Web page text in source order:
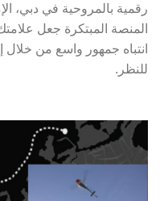
رقمية بالمروحية في دبي،
المنصة المبتكرة جعل
انتباه جمهور واسع من خلال
للنظر.